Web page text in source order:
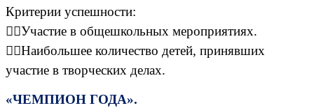
Критерии успешности:
Участие в общешкольных мероприятиях.
Наибольшее количество детей, принявших
участие в творческих делах.
«ЧЕМПИОН ГОДА».